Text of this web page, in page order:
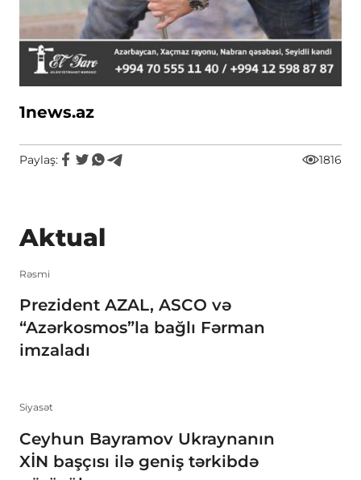
1news.az
Paylaş: 1816
Aktual
Rəsmi
Prezident AZAL, ASCO və
“Azərkosmos”la bağlı Fərman
imzaladı
Siyasət
Ceyhun Bayramov Ukraynanın
XİN başçısı ilə geniş tərkibdə